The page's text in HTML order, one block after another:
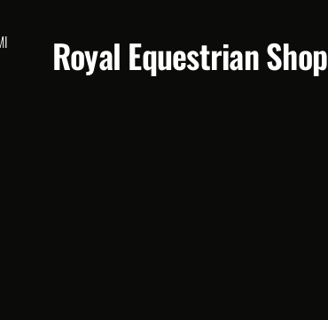
Royal Equestrian Shop